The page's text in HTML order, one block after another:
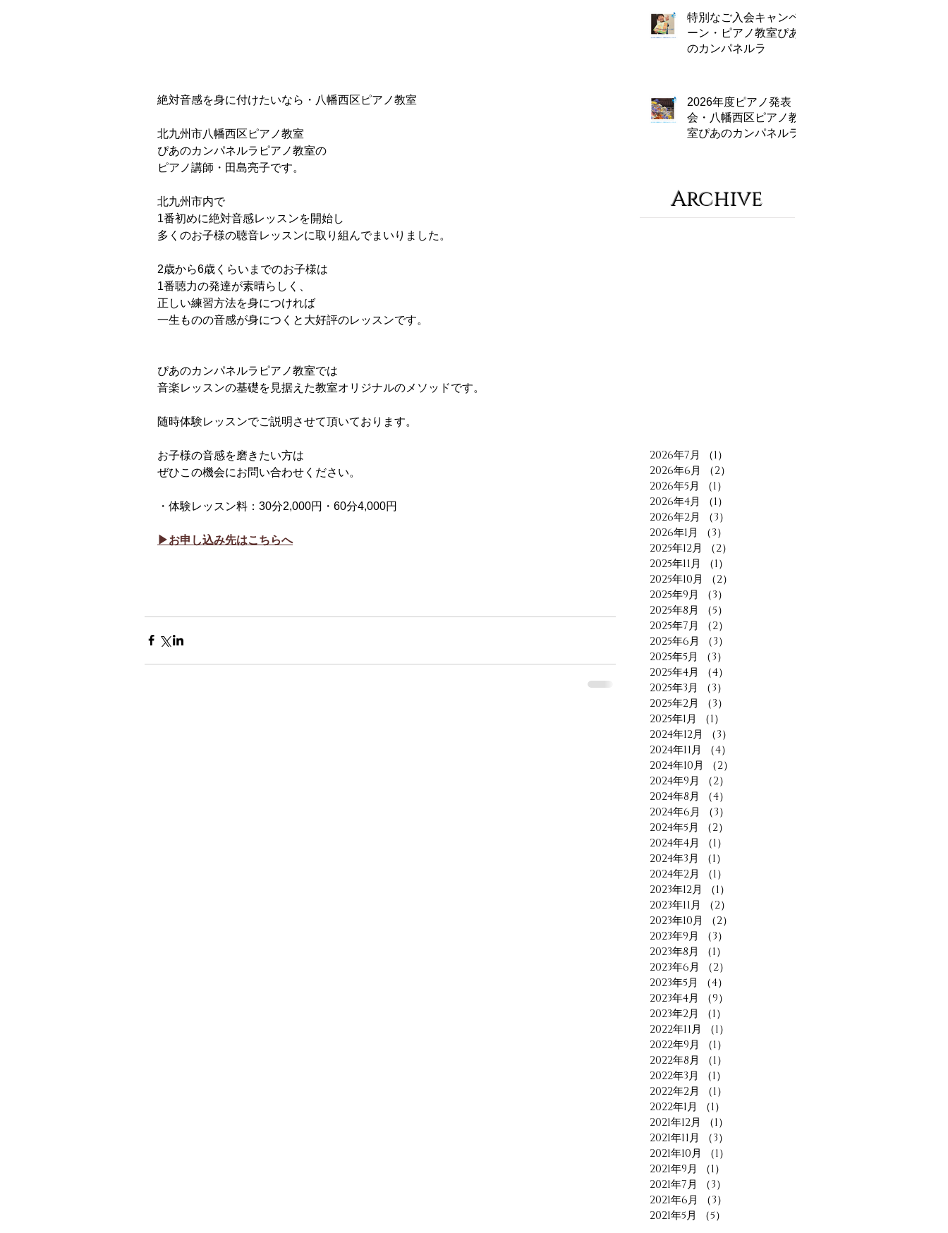
絶対音感を身に付けたいなら・八幡西区ピアノ教室
北九州市八幡西区ピアノ教室
ぴあのカンパネルラピアノ教室の
ピアノ講師・田島亮子です。
北九州市内で
1番初めに絶対音感レッスンを開始し
多くのお子様の聴音レッスンに取り組んでまいりました。
2歳から6歳くらいまでのお子様は
1番聴力の発達が素晴らしく、
正しい練習方法を身につければ
一生ものの音感が身につくと大好評のレッスンです。
ぴあのカンパネルラピアノ教室では
音楽レッスンの基礎を見据えた教室オリジナルのメソッドです。
随時体験レッスンでご説明させて頂いております。
お子様の音感を磨きたい方は
ぜひこの機会にお問い合わせください。
・体験レッスン料：30分2,000円・60分4,000円
▶︎お申し込み先はこちらへ
特別なご入会キャンペ
ーン・ピアノ教室ぴあ
のカンパネルラ
2026年度ピアノ発表
会・八幡西区ピアノ教
室ぴあのカンパネルラ
Archive
2026年7月 （1）
2026年6月
（2）
2026年5月
（1）
2026年4月
（1）
2026年2月
（3）
2026年1月
（3）
2025年12月
（2）
2025年11月
（1）
2025年10月
（2）
2025年9月
（3）
2025年8月
（5）
2025年7月
（2）
2025年6月
（3）
2025年5月
（3）
2025年4月
（4）
2025年3月
（3）
2025年2月
（3）
2025年1月
（1）
2024年12月
（3）
2024年11月
（4）
2024年10月
（2）
2024年9月
（2）
2024年8月
（4）
2024年6月
（3）
2024年5月
（2）
2024年4月
（1）
2024年3月
（1）
2024年2月
（1）
2023年12月
（1）
2023年11月
（2）
2023年10月
（2）
2023年9月
（3）
2023年8月
（1）
2023年6月
（2）
2023年5月
（4）
2023年4月
（9）
2023年2月
（1）
2022年11月
（1）
2022年9月
（1）
2022年8月
（1）
2022年3月
（1）
2022年2月
（1）
2022年1月
（1）
2021年12月
（1）
2021年11月
（3）
2021年10月
（1）
2021年9月
（1）
2021年7月
（3）
2021年6月
（3）
2021年5月
（5）